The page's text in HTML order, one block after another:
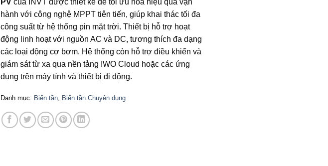
hành với công nghệ MPPT tiên tiến, giúp khai thác tối đa
công suất từ hệ thống pin mặt trời. Thiết bị hỗ trợ hoạt
động linh hoạt với nguồn AC và DC, tương thích đa dạng
các loại động cơ bơm. Hệ thống còn hỗ trợ điều khiển và
giám sát từ xa qua nền tảng IWO Cloud hoặc các ứng
dụng trên máy tính và thiết bị di động.
Danh mục: Biến tần Biến tần Chuyên dụng